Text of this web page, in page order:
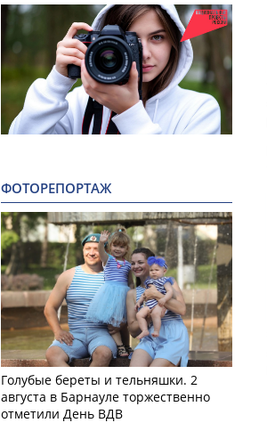
ФОТОРЕПОРТАЖ
Голубые береты и тельняшки. 2
августа в Барнауле торжественно
отметили День ВДВ